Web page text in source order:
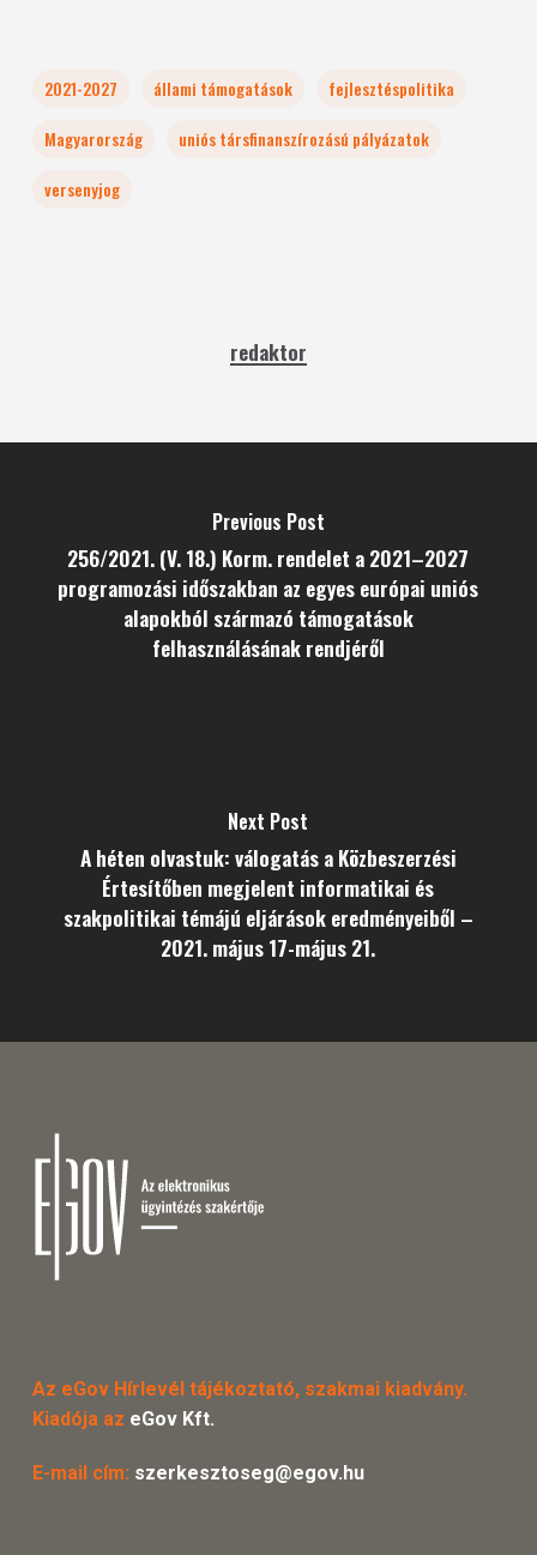
2021-2027 állami támogatások
fejlesztéspolitika
Magyarország
uniós társfinanszírozású pályázatok
versenyjog
redaktor
Previous Post
256/2021. (V. 18.) Korm. rendelet a 2021–2027
programozási időszakban az egyes európai uniós
alapokból származó támogatások
felhasználásának rendjéről
Next Post
A héten olvastuk: válogatás a Közbeszerzési
Értesítőben megjelent informatikai és
szakpolitikai témájú eljárások eredményeiből –
2021. május 17-május 21.
Az eGov Hírlevél tájékoztató, szakmai kiadvány.
Kiadója az eGov Kft.
E-mail cím: szerkesztoseg@egov.hu